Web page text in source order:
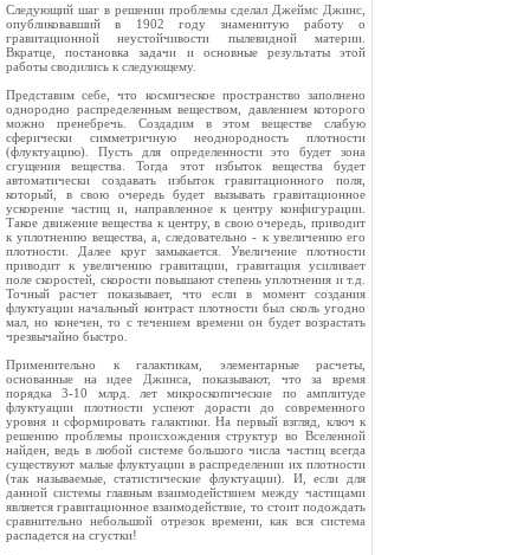
Следующий шаг в решении проблемы сделал Джеймс Джинс,
опубликовавший в 1902 году знаменитую работу о
гравитационной неустойчивости пылевидной материи.
Вкратце, постановка задачи и основные результаты этой
работы сводились к следующему.
Представим себе, что космическое пространство заполнено
однородно распределенным веществом, давлением которого
можно пренебречь. Создадим в этом веществе слабую
сферически симметричную неоднородность плотности
(флуктуацию). Пусть для определенности это будет зона
сгущения вещества. Тогда этот избыток вещества будет
автоматически создавать избыток гравитационного поля,
который, в свою очередь будет вызывать гравитационное
ускорение частиц и, направленное к центру конфигурации.
Такое движение вещества к центру, в свою очередь, приводит
к уплотнению вещества, а, следовательно - к увеличению его
плотности. Далее круг замыкается. Увеличение плотности
приводит к увеличению гравитации, гравитация усиливает
поле скоростей, скорости повышают степень уплотнения и т.д.
Точный расчет показывает, что если в момент создания
флуктуации начальный контраст плотности был сколь угодно
мал, но конечен, то с течением времени он будет возрастать
чрезвычайно быстро.
Применительно к галактикам, элементарные расчеты,
основанные на идее Джинса, показывают, что за время
порядка 3-10 млрд. лет микроскопические по амплитуде
флуктуации плотности успеют дорасти до современного
уровня и сформировать галактики. На первый взгляд, ключ к
решению проблемы происхождения структур во Вселенной
найден, ведь в любой системе большого числа частиц всегда
существуют малые флуктуации в распределении их плотности
(так называемые, статистические флуктуации). И, если для
данной системы главным взаимодействием между частицами
является гравитационное взаимодействие, то стоит подождать
сравнительно небольшой отрезок времени, как вся система
распадется на сгустки!